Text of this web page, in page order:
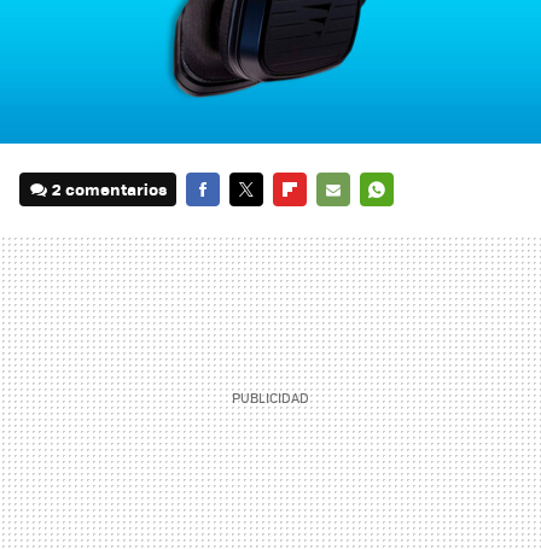
2 comentarios
MAIL